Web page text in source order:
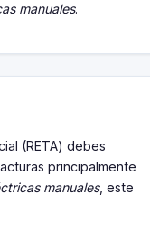
manuales.
(RETA) debes
principalmente
manuales, este